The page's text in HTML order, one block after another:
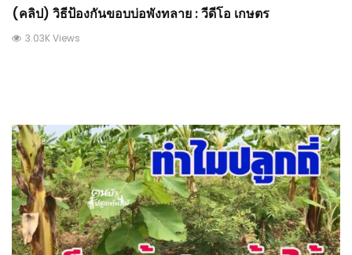
(คลิป) วิธีป้องกันขอบบ่อพังทลาย : วีดีโอ เกษตร
3.03K Views